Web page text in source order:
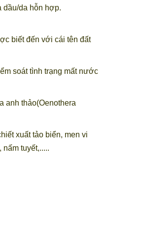
dầu/da hỗn hợp.
biết đến với cái tên đất
soát tình trạng mất nước
anh thảo(Oenothera
xuất tảo biển, men vi
tuyết,.....